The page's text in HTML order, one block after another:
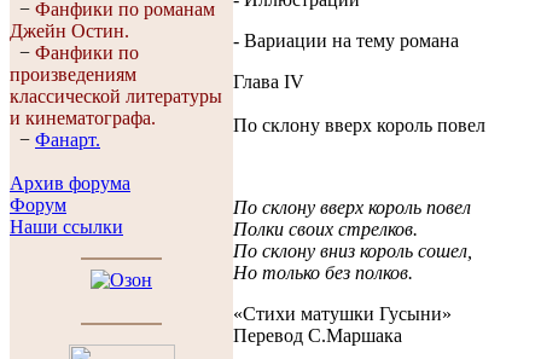
− Фанфики по романам
Джейн Остин.
− Фанфики по
произведениям
классической литературы
и кинематографа.
− Фанарт.
Архив форума
Форум
Наши ссылки
- Вариации на тему романа
Глава IV
По склону вверх король повел
По склону вверх король повел
Полки своих стрелков.
По склону вниз король сошел,
Но только без полков.
«Стихи матушки Гусыни»
Перевод С.Маршака